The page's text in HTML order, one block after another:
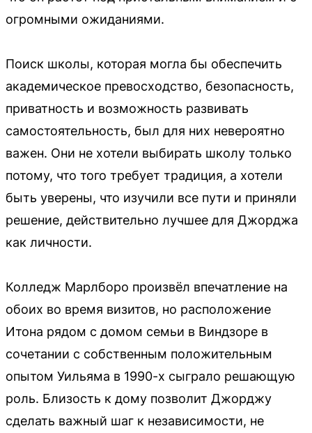
огромными ожиданиями.
Поиск школы, которая могла бы обеспечить
академическое превосходство, безопасность,
приватность и возможность развивать
самостоятельность, был для них невероятно
важен. Они не хотели выбирать школу только
потому, что того требует традиция, а хотели
быть уверены, что изучили все пути и приняли
решение, действительно лучшее для Джорджа
как личности.
Колледж Марлборо произвёл впечатление на
обоих во время визитов, но расположение
Итона рядом с домом семьи в Виндзоре в
сочетании с собственным положительным
опытом Уильяма в 1990-х сыграло решающую
роль. Близость к дому позволит Джорджу
сделать важный шаг к независимости, не